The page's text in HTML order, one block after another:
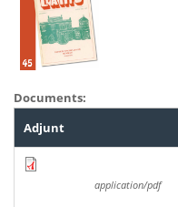
Documents:
Adjunt
application/pdf